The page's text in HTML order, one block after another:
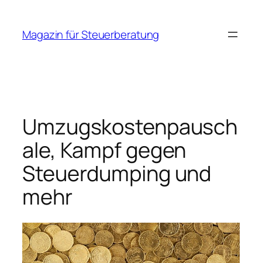
springen
Magazin für Steuerberatung
Umzugskostenpausch
ale, Kampf gegen
Steuerdumping und
mehr